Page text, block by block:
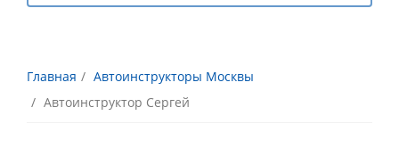
Главная
Автоинструкторы Москвы
Автоинструктор Сергей